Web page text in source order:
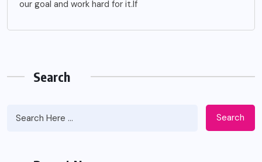
our goal and work hard for it.If
Search
Search